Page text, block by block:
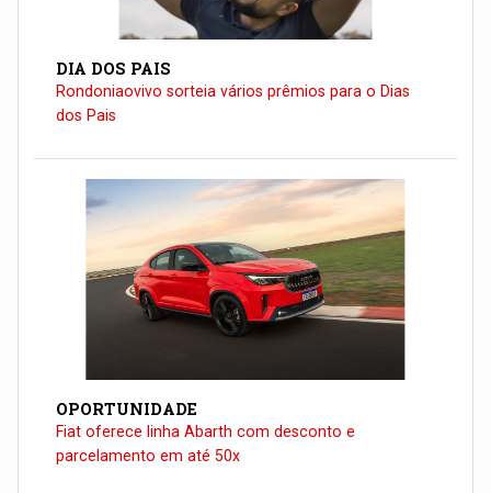
DIA DOS PAIS
Rondoniaovivo sorteia vários prêmios para o Dias
dos Pais
OPORTUNIDADE
Fiat oferece linha Abarth com desconto e
parcelamento em até 50x